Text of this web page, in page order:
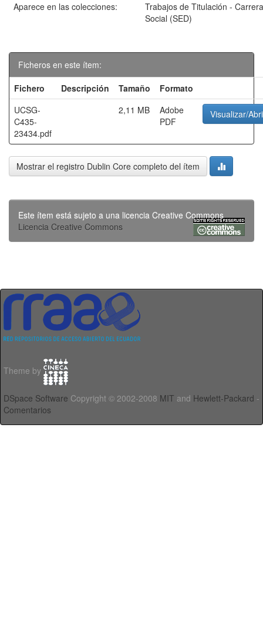
Aparece en las colecciones:
Trabajos de Titulación -
Social (SED)
Ficheros en este ítem:
Fichero
Descripción Tamaño
Formato
UCSG-
C435-
23434.pdf
2,11 MB
Adobe
PDF
Visualizar/
Mostrar el registro Dublin Core completo del ítem
Este ítem está sujeto a una licencia Creative Commons
Licencia Creative Commons
Theme by
DSpace Software Copyright © 2002-2008 MIT and Hewlett-Packard -
Comentarios